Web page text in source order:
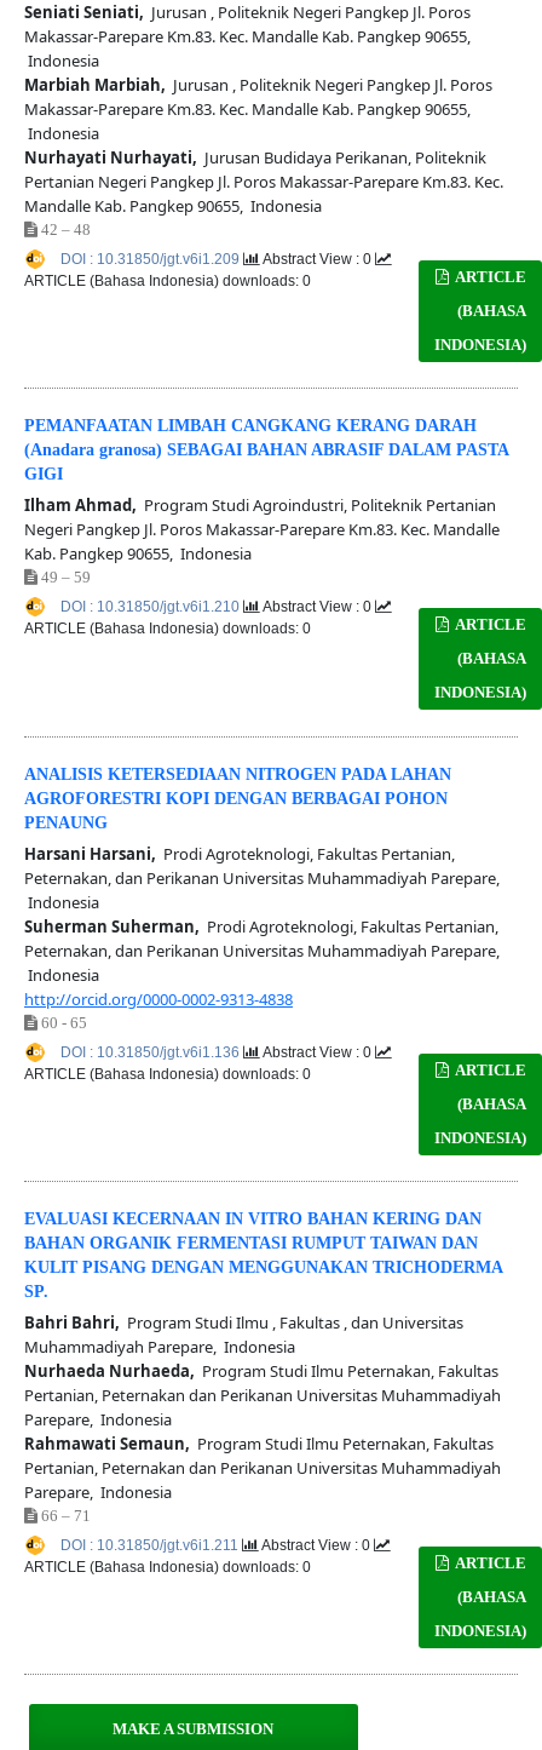
Seniati Seniati, Jurusan , Politeknik Negeri Pangkep Jl. Poros
Makassar-Parepare Km.83. Kec. Mandalle Kab. Pangkep 90655,
Indonesia
Marbiah Marbiah, Jurusan , Politeknik Negeri Pangkep Jl. Poros
Makassar-Parepare Km.83. Kec. Mandalle Kab. Pangkep 90655,
Indonesia
Nurhayati Nurhayati, Jurusan Budidaya Perikanan, Politeknik
Pertanian Negeri Pangkep Jl. Poros Makassar-Parepare Km.83. Kec.
Mandalle Kab. Pangkep 90655, Indonesia
42 – 48
ARTICLE
(BAHASA
INDONESIA)
DOI : 10.31850/jgt.v6i1.209
Abstract View : 0
ARTICLE (Bahasa Indonesia) downloads: 0
PEMANFAATAN LIMBAH CANGKANG KERANG DARAH
(Anadara granosa) SEBAGAI BAHAN ABRASIF DALAM PASTA
GIGI
Ilham Ahmad, Program Studi Agroindustri, Politeknik Pertanian
Negeri Pangkep Jl. Poros Makassar-Parepare Km.83. Kec. Mandalle
Kab. Pangkep 90655, Indonesia
49 – 59
ARTICLE
(BAHASA
INDONESIA)
DOI : 10.31850/jgt.v6i1.210
Abstract View : 0
ARTICLE (Bahasa Indonesia) downloads: 0
ANALISIS KETERSEDIAAN NITROGEN PADA LAHAN
AGROFORESTRI KOPI DENGAN BERBAGAI POHON
PENAUNG
Harsani Harsani, Prodi Agroteknologi, Fakultas Pertanian,
Peternakan, dan Perikanan Universitas Muhammadiyah Parepare,
Indonesia
Suherman Suherman, Prodi Agroteknologi, Fakultas Pertanian,
Peternakan, dan Perikanan Universitas Muhammadiyah Parepare,
Indonesia
http://orcid.org/0000-0002-9313-4838
60 - 65
ARTICLE
(BAHASA
INDONESIA)
DOI : 10.31850/jgt.v6i1.136
Abstract View : 0
ARTICLE (Bahasa Indonesia) downloads: 0
EVALUASI KECERNAAN IN VITRO BAHAN KERING DAN
BAHAN ORGANIK FERMENTASI RUMPUT TAIWAN DAN
KULIT PISANG DENGAN MENGGUNAKAN TRICHODERMA
SP.
Bahri Bahri, Program Studi Ilmu , Fakultas , dan Universitas
Muhammadiyah Parepare, Indonesia
Nurhaeda Nurhaeda, Program Studi Ilmu Peternakan, Fakultas
Pertanian, Peternakan dan Perikanan Universitas Muhammadiyah
Parepare, Indonesia
Rahmawati Semaun, Program Studi Ilmu Peternakan, Fakultas
Pertanian, Peternakan dan Perikanan Universitas Muhammadiyah
Parepare, Indonesia
66 – 71
ARTICLE
(BAHASA
INDONESIA)
DOI : 10.31850/jgt.v6i1.211
Abstract View : 0
ARTICLE (Bahasa Indonesia) downloads: 0
MAKE A SUBMISSION